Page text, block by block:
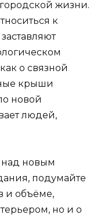
жизни.
к
о связной
крыши
новой
людей,
над новым
подумайте
и объёме,
но и о